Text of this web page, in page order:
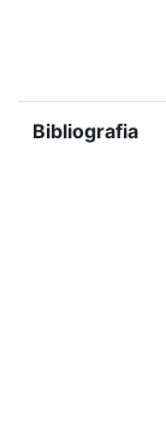
Bibliografia